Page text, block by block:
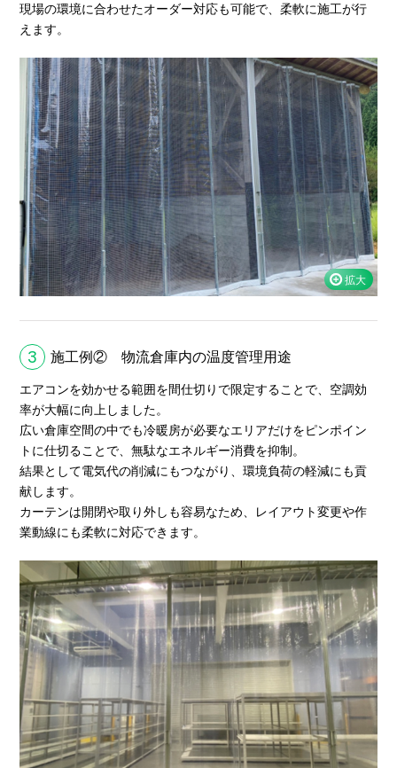
現場の環境に合わせたオーダー対応も可能で、柔軟に施工が行
えます。
3 施工例② 物流倉庫内の温度管理用途
エアコンを効かせる範囲を間仕切りで限定することで、空調効
率が大幅に向上しました。
広い倉庫空間の中でも冷暖房が必要なエリアだけをピンポイン
トに仕切ることで、無駄なエネルギー消費を抑制。
結果として電気代の削減にもつながり、環境負荷の軽減にも貢
献します。
カーテンは開閉や取り外しも容易なため、レイアウト変更や作
業動線にも柔軟に対応できます。